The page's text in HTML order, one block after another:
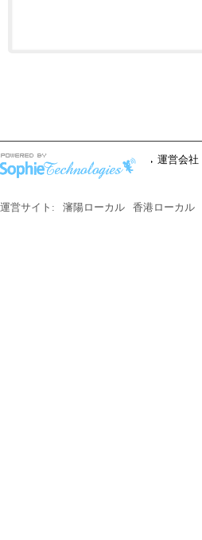
運営会社
運営サイト: 瀋陽ローカル 香港ローカル